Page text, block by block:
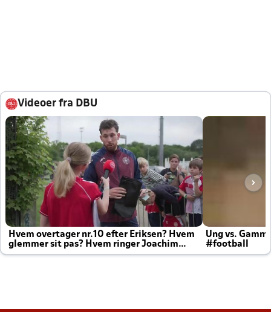
Videoer fra DBU
Hvem overtager nr.10 efter Eriksen? Hvem
glemmer sit pas? Hvem ringer Joachim
altid til efter kampe?
Ung vs.
#football